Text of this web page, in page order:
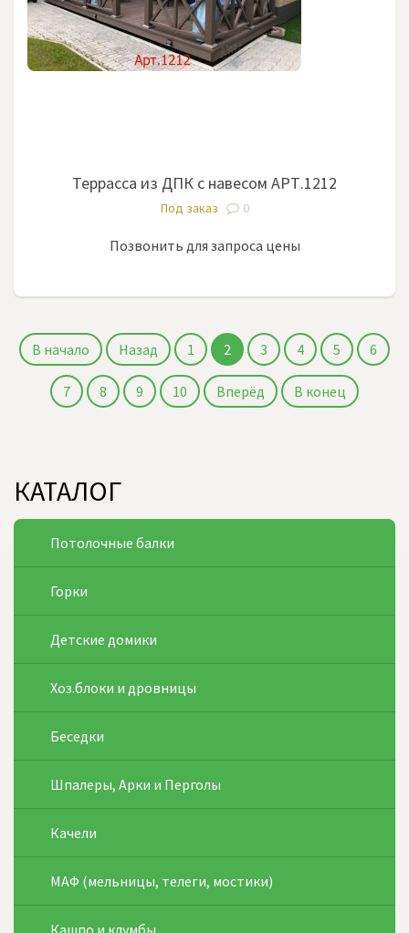
Террасса из ДПК с навесом АРТ.1212
Под заказ 0
Позвонить для запроса цены
В начало Назад 1 2 3 4 5 6
7 8 9 10 Вперёд В конец
КАТАЛОГ
Потолочные балки
Горки
Детские домики
Хоз.блоки и дровницы
Беседки
Шпалеры, Арки и Перголы
Качели
МАФ (мельницы, телеги, мостики)
Кашпо и клумбы